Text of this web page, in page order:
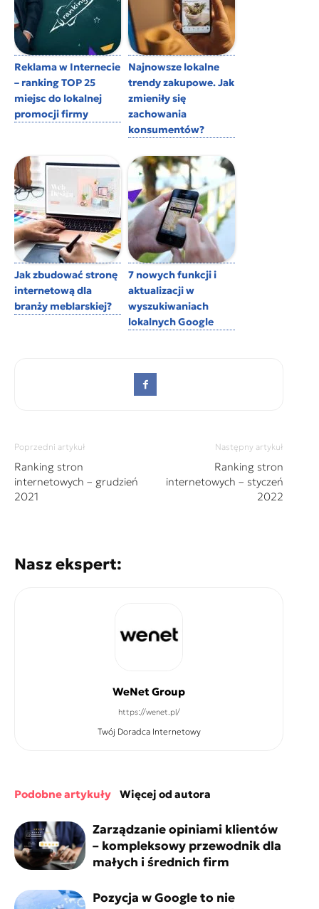
Reklama w Internecie
– ranking TOP 25
miejsc do lokalnej
promocji firmy
Najnowsze lokalne
trendy zakupowe. Jak
zmieniły się
zachowania
konsumentów?
Jak zbudować stronę
internetową dla
branży meblarskiej?
7 nowych funkcji i
aktualizacji w
wyszukiwaniach
lokalnych Google
Poprzedni artykuł
Ranking stron
internetowych – grudzień
2021
Następny artykuł
Ranking stron
internetowych – styczeń
2022
Nasz ekspert:
WeNet Group
https://wenet.pl/
Twój Doradca Internetowy
podobne artykuły więcej od autora
Zarządzanie opiniami klientów
– kompleksowy przewodnik dla
małych i średnich firm
Pozycja w Google to nie